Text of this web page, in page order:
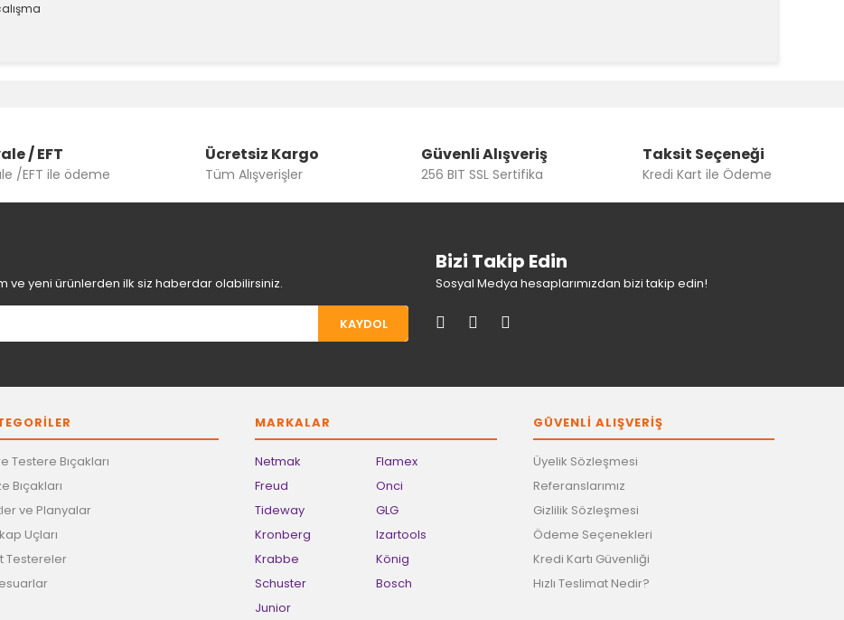
Yorum Yaz
Gönder
/ EFT
/EFT ile ödeme
Ücretsiz Kargo
Tüm Alışverişler
Güvenli Alışveriş
256 BIT SSL Sertifika
Taksit Seçeneği
Kredi Kart ile Ödeme
ve yeni ürünlerden ilk siz haberdar olabilirsiniz.
KAYDOL
Bizi Takip Edin
Sosyal Medya hesaplarımızdan bizi takip edin!
Testere Bıçakları
Bıçakları
ve Planyalar
Uçları
Testereler
MARKALAR
Netmak
Freud
Tideway
Kronberg
Krabbe
Schuster
Junior
Flamex
Onci
GLG
Izartools
König
Bosch
GÜVENLİ ALIŞVERİŞ
Üyelik Sözleşmesi
Referanslarımız
Gizlilik Sözleşmesi
Ödeme Seçenekleri
Kredi Kartı Güvenliği
Hızlı Teslimat Nedir?